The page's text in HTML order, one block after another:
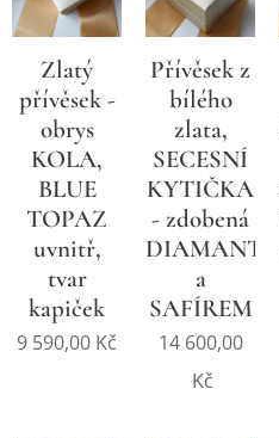
Zlatý
přívěsek -
obrys
KOLA,
BLUE
TOPAZ
uvnitř,
tvar
kapiček
9 590,00 Kč
Přívěsek z
bílého
zlata,
SECESNÍ
KYTIČKA
- zdobená
DIAMANTY
a
SAFÍREM
14 600,00
Kč